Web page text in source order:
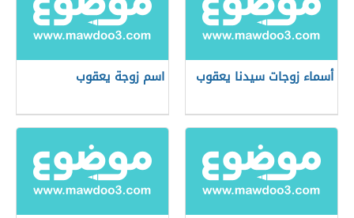
أسماء زوجات سيدنا يعقوب اسم زوجة يعقوب